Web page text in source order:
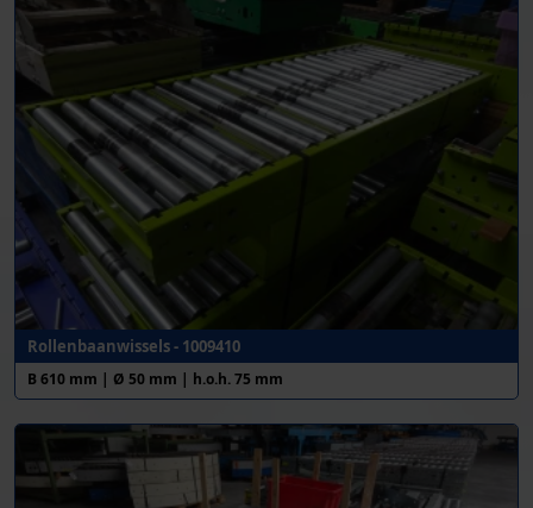
Rollenbaanwissels - 1009410
B 610 mm | Ø 50 mm | h.o.h. 75 mm